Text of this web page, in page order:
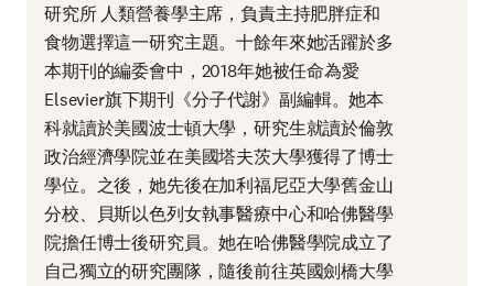
研究所 人類營養學主席，負責主持肥胖症和
食物選擇這一研究主題。十餘年來她活躍於多
本期刊的編委會中，2018年她被任命為愛
Elsevier旗下期刊《分子代謝》副編輯。她本
科就讀於美國波士頓大學，研究生就讀於倫敦
政治經濟學院並在美國塔夫茨大學獲得了博士
學位。之後，她先後在加利福尼亞大學舊金山
分校、貝斯以色列女執事醫療中心和哈佛醫學
院擔任博士後研究員。她在哈佛醫學院成立了
自己獨立的研究團隊，隨後前往英國劍橋大學